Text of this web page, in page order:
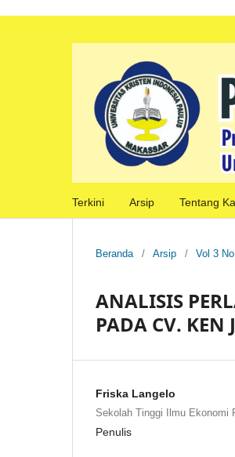
Terkini Arsip Tentang
Beranda / Arsip / Vol 3
ANALISIS
PADA CV. KEN
Friska Langelo
Sekolah Tinggi Ilmu Ekonomi
Penulis